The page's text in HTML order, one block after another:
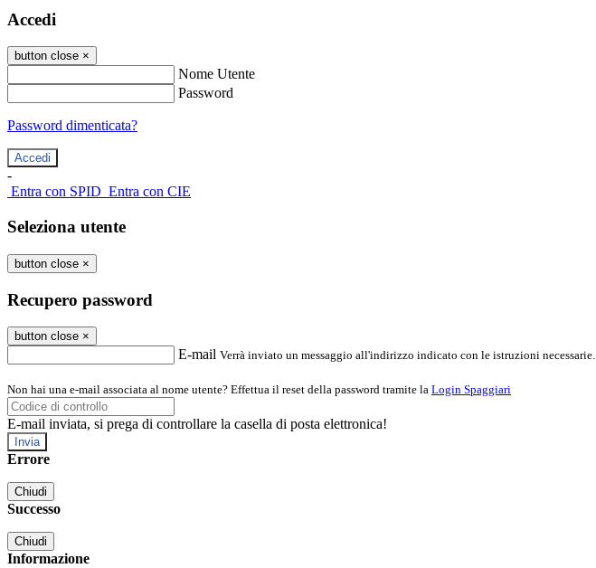
Accedi
button close ×
Nome Utente
Password
Password dimenticata?
-
Entra con SPID Entra con CIE
Seleziona utente
button close ×
Recupero password
button close ×
E-mail Verrà inviato un messaggio all'indirizzo indicato con le istruzioni necessarie.
Non hai una e-mail associata al nome utente? Effettua il reset della password tramite la Login Spaggiari
E-mail inviata, si prega di controllare la casella di posta elettronica!
Errore
Chiudi
Successo
Chiudi
Informazione